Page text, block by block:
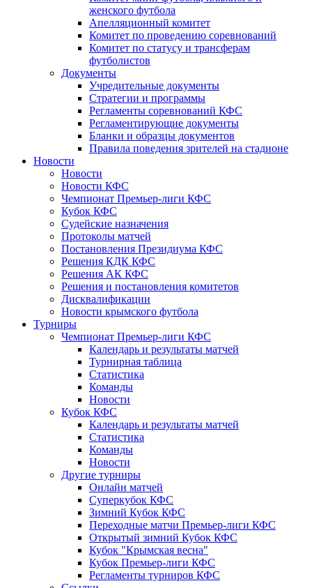
женского футбола
Апелляционный комитет
Комитет по проведению соревнований
Комитет по статусу и трансферам
футболистов
Документы
Учредительные документы
Стратегии и программы
Регламенты соревнований КФС
Регламентирующие документы
Бланки и образцы документов
Правила поведения зрителей на стадионе
Новости
Новости
Новости КФС
Чемпионат Премьер-лиги КФС
Кубок КФС
Судейские назначения
Протоколы матчей
Постановления Президиума КФС
Решения КДК КФС
Решения АК КФС
Решения и постановления комитетов
Дисквалификации
Новости крымского футбола
Турниры
Чемпионат Премьер-лиги КФС
Календарь и результаты матчей
Турнирная таблица
Статистика
Команды
Новости
Кубок КФС
Календарь и результаты матчей
Статистика
Команды
Новости
Другие турниры
Онлайн матчей
Суперкубок КФС
Зимний Кубок КФС
Переходные матчи Премьер-лиги КФС
Открытый зимний Кубок КФС
Кубок "Крымская весна"
Кубок Премьер-лиги КФС
Регламенты турниров КФС